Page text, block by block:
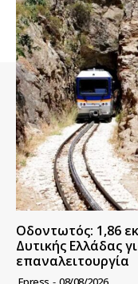
Οδοντωτός: 1,86
Δυτικής Ελλάδας
επαναλειτουργία